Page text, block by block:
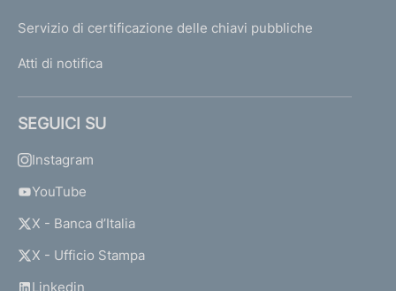
Servizio di certificazione delle chiavi pubbliche
Atti di notifica
SEGUICI SU
Instagram
YouTube
X - Banca d’Italia
X - Ufficio Stampa
Linkedin